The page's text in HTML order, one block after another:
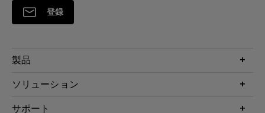
登録
製品
プロジェクター
ソリューション
ビジネス向け
サポート